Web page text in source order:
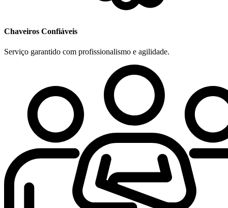
Chaveiros Confiáveis
Serviço garantido com profissionalismo e agilidade.